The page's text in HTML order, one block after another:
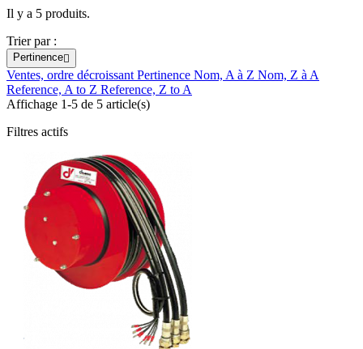
Il y a 5 produits.
Trier par :
Pertinence
Ventes, ordre décroissant Pertinence Nom, A à Z Nom, Z à A
Reference, A to Z Reference, Z to A
Affichage 1-5 de 5 article(s)
Filtres actifs